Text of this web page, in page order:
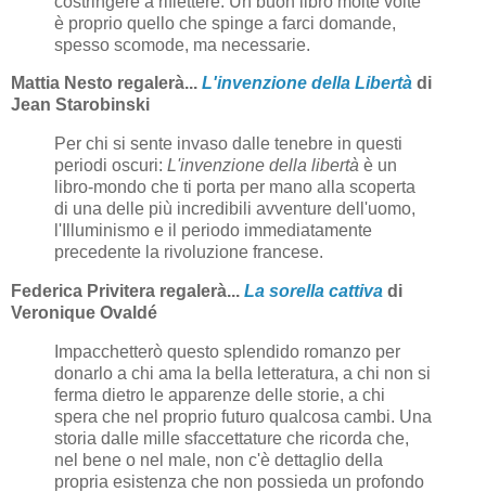
è proprio quello che spinge a farci domande,
spesso scomode, ma necessarie.
Mattia Nesto regalerà... L'invenzione della Libertà di
Jean Starobinski
Per chi si sente invaso dalle tenebre in questi
periodi oscuri: L'invenzione della libertà è un
libro-mondo che ti porta per mano alla scoperta
di una delle più incredibili avventure dell'uomo,
l'Illuminismo e il periodo immediatamente
precedente la rivoluzione francese.
Federica Privitera regalerà... La sorella cattiva di
Veronique Ovaldé
Impacchetterò questo splendido romanzo per
donarlo a chi ama la bella letteratura, a chi non si
ferma dietro le apparenze delle storie, a chi
spera che nel proprio futuro qualcosa cambi. Una
storia dalle mille sfaccettature che ricorda che,
nel bene o nel male, non c'è dettaglio della
propria esistenza che non possieda un profondo